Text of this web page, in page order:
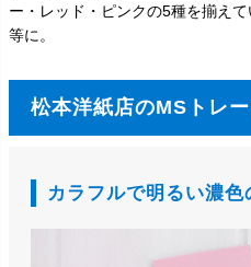
ー・レッド・ピンクの5種を揃え
等に。
松本洋紙店のMSトレ
カラフルで明るい濃色